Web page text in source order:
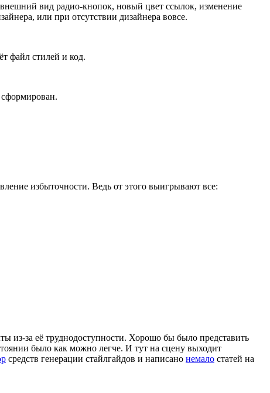
вид радио-кнопок, новый цвет ссылок, изменение
или при отсутствии дизайнера вовсе.
файл стилей и код.
избыточности. Ведь от этого выигрывают все:
из-за её труднодоступности. Хорошо бы было представить
было как можно легче. И тут на сцену выходит
средств генерации стайлгайдов и написано немало статей на